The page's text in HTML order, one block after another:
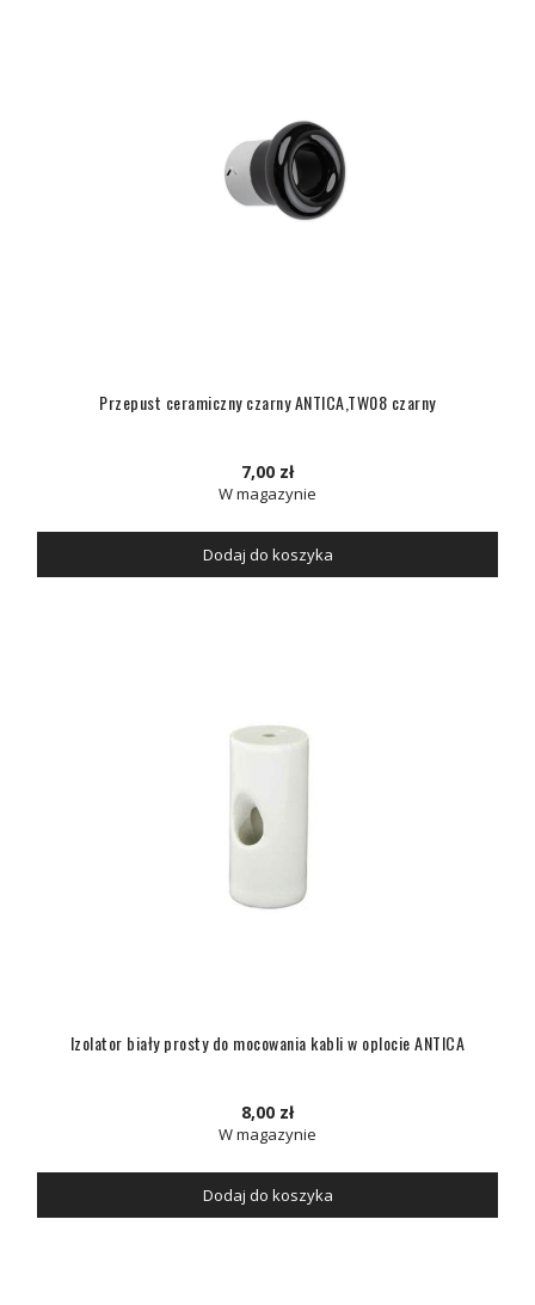
Przepust ceramiczny czarny ANTICA,TW08 czarny
7,00 zł
W magazynie
Dodaj do koszyka
Izolator biały prosty do mocowania kabli w oplocie ANTICA
8,00 zł
W magazynie
Dodaj do koszyka